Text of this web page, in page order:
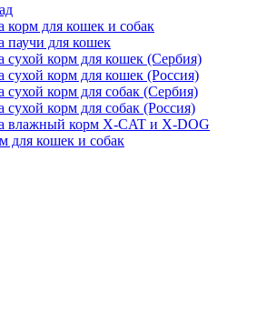
корм для кошек и собак
паучи для кошек
сухой корм для кошек (Сербия)
сухой корм для кошек (Россия)
сухой корм для собак (Сербия)
сухой корм для собак (Россия)
влажный корм X-CAT и X-DOG
для кошек и собак